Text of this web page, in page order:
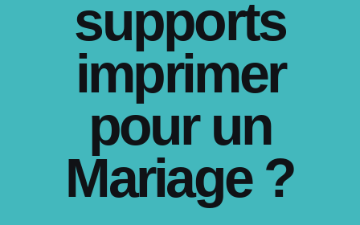
supports
imprimer
pour un
Mariage ?